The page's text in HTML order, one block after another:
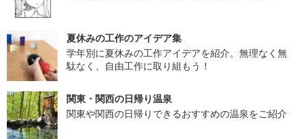
夏休みの工作のアイデア集
学年別に夏休みの工作アイデアを紹介。無理なく無
駄なく、自由工作に取り組もう！
関東・関西の日帰り温泉
関東や関西の日帰りできるおすすめの温泉をご紹介